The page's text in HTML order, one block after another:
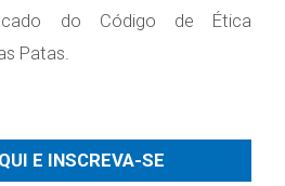
do Código de Ética
Patas.
E INSCREVA-SE